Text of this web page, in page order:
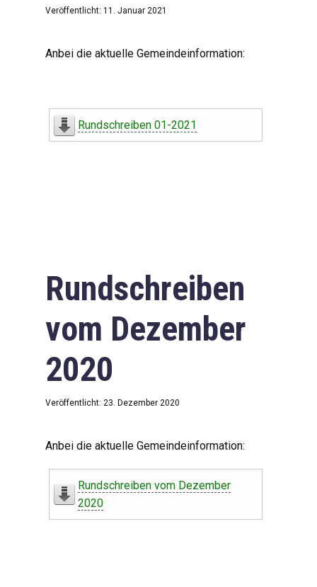
Veröffentlicht: 11. Januar 2021
Anbei die aktuelle Gemeindeinformation:
Rundschreiben 01-2021
Rundschreiben
vom Dezember
2020
Veröffentlicht: 23. Dezember 2020
Anbei die aktuelle Gemeindeinformation:
Rundschreiben vom Dezember
2020